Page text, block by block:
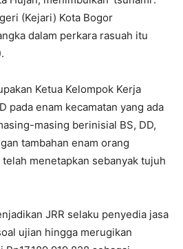
(Kejari) Kota Bogor
dalam perkara rasuah itu
Ketua Kelompok Kerja
pada enam kecamatan yang ada
masing berinisial BS, DD,
tambahan enam orang
menetapkan sebanyak tujuh
JRR selaku penyedia jasa
ujian hingga merugikan